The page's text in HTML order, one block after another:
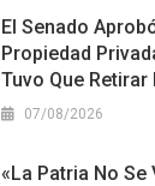
El Senado
Propiedad
Tuvo Que
07/08/2026
«La Patria No Se